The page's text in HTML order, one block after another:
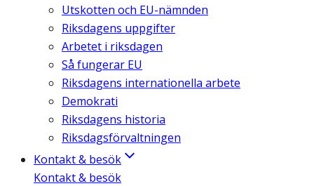
Utskotten och EU-nämnden
Riksdagens uppgifter
Arbetet i riksdagen
Så fungerar EU
Riksdagens internationella arbete
Demokrati
Riksdagens historia
Riksdagsförvaltningen
Kontakt & besök
Kontakt & besök